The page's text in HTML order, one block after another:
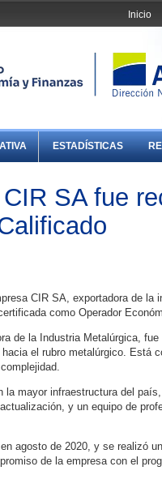
Inicio
ESTADÍSTICAS
SA fue
CIR SA, exportadora de
como Operador
de la Industria Metalúrgica,
el rubro metalúrgico. Está
la mayor infraestructura del
y un equipo de
agosto de 2020, y se realizó
de la empresa con el